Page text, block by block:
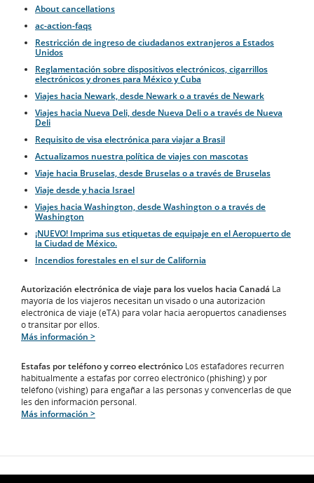
About cancellations
ac-action-faqs
Restricción de ingreso de ciudadanos extranjeros a Estados
Unidos
Reglamentación sobre dispositivos electrónicos, cigarrillos
electrónicos y drones para México y Cuba
Viajes hacia Newark, desde Newark o a través de Newark
Viajes hacia Nueva Deli, desde Nueva Deli o a través de Nueva
Deli
Requisito de visa electrónica para viajar a Brasil
Actualizamos nuestra política de viajes con mascotas
Viaje hacia Bruselas, desde Bruselas o a través de Bruselas
Viaje desde y hacia Israel
Viajes hacia Washington, desde Washington o a través de
Washington
¡NUEVO! Imprima sus etiquetas de equipaje en el Aeropuerto de
la Ciudad de México.
Incendios forestales en el sur de California
Autorización electrónica de viaje para los vuelos hacia Canadá La
mayoría de los viajeros necesitan un visado o una autorización
electrónica de viaje (eTA) para volar hacia aeropuertos canadienses
o transitar por ellos.
Más información >
Estafas por teléfono y correo electrónico Los estafadores recurren
habitualmente a estafas por correo electrónico (phishing) y por
teléfono (vishing) para engañar a las personas y convencerlas de que
les den información personal.
Más información >